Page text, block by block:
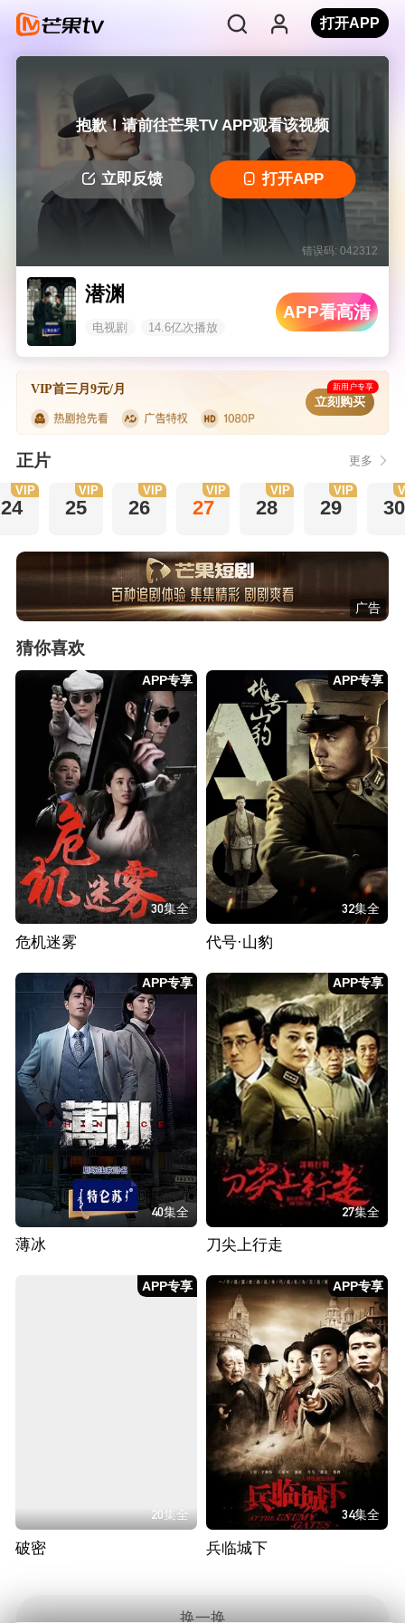
打开APP
抱歉！请前往芒果TV APP观看该视频
立即反馈 打开APP
错误码: 042312
潜渊
电视剧 14.6亿次播放
APP看高清
VIP首三月9元/月 新用户专享
立刻购买
正片 更多
24
VIP
25
VIP
26
VIP
27
VIP
28
VIP
29
VIP
30
广告
猜你喜欢
APP专享
30集全
危机迷雾
APP专享
32集全
代号·山豹
APP专享
40集全
薄冰
APP专享
27集全
刀尖上行走
APP专享
20集全
破密
APP专享
34集全
兵临城下
换一换